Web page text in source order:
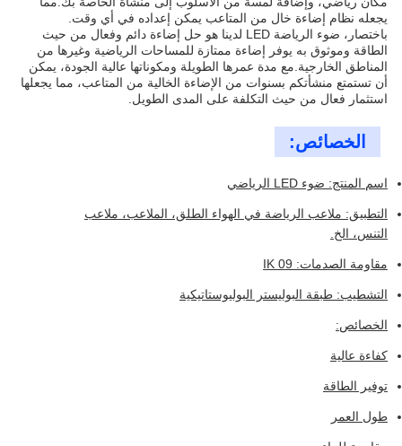
يجعله نظام إضاءة خال من المتاعب يمكن إعداده في أي وقت.
باختصار، ضوء الرياضة LED لدينا هو حل إضاءة دائم وفعال من حيث
الطاقة وموثوق به يوفر إضاءة ممتازة للمساحات الرياضية وغيرها من
المناطق الخارجية.مع مدة عمرها الطويلة ومكوناتها عالية الجودة، يمكن
أن تستمتع منشأتكم بسنوات من الإضاءة الخالية من المتاعب، مما يجعلها
استثمار فعال من حيث التكلفة على المدى الطويل.
الخصائص:
اسم المنتج: ضوء LED الرياضي
التطبيق: ملاعب الرياضة في الهواء الطلق، الملاعب، ملاعب
التنس، الخ.
مقاومة الصدمات: IK 09
التشطيب: طبقة البوليستر البوليوستاتيكية
الخصائص:
كفاءة عالية
توفير الطاقة
طول العمر